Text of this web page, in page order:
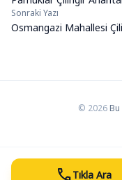
gezinmesi
Sonraki Yazı
Osmangazi Mahallesi
© 2026
callTıkla Ara